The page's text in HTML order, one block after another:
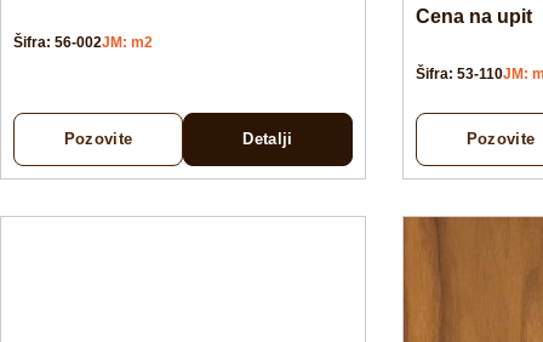
Šifra: 56-002JM: m2
Pozovite Detalji
Cena na upit
Šifra: 53-110JM:
Pozovite